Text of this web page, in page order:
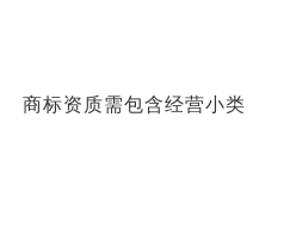
商标资质需包含经营小类